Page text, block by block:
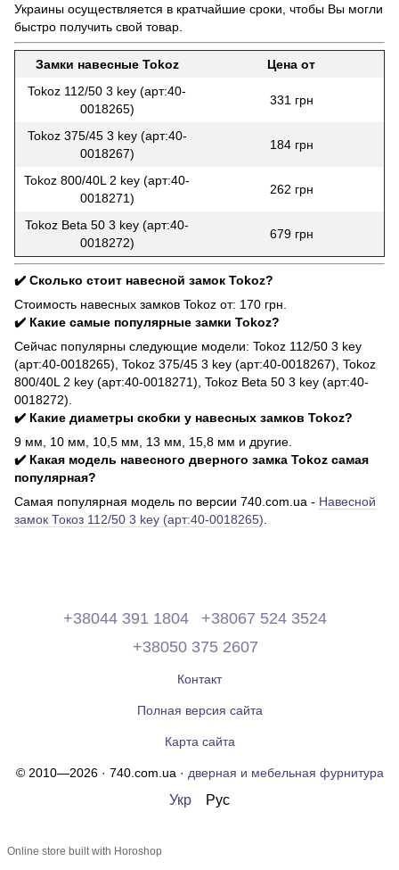
Украины осуществляется в кратчайшие сроки, чтобы Вы могли
быстро получить свой товар.
Замки навесные Tokoz
Цена от
Tokoz 112/50 3 key (арт:40-
0018265)
331 грн
Tokoz 375/45 3 key (арт:40-
0018267)
184 грн
Tokoz 800/40L 2 key (арт:40-
0018271)
262 грн
Tokoz Beta 50 3 key (арт:40-
0018272)
679 грн
✔️ Сколько стоит навесной замок Tokoz?
Стоимость навесных замков Tokoz от: 170 грн.
✔️ Какие самые популярные замки Tokoz?
Сейчас популярны следующие модели: Tokoz 112/50 3 key
(арт:40-0018265), Tokoz 375/45 3 key (арт:40-0018267), Tokoz
800/40L 2 key (арт:40-0018271), Tokoz Beta 50 3 key (арт:40-
0018272).
✔️ Какие диаметры скобки у навесных замков Tokoz?
9 мм, 10 мм, 10,5 мм, 13 мм, 15,8 мм и другие.
✔️ Какая модель навесного дверного замка Tokoz самая
популярная?
Самая популярная модель по версии 740.com.ua - Навесной
замок Токоз 112/50 3 key (арт:40-0018265).
+38044 391 1804
+38067 524 3524
+38050 375 2607
Контакт
Полная версия сайта
Карта сайта
© 2010—2026 · 740.com.ua · дверная и мебельная фурнитура
Укр Рус
Online store built with Horoshop